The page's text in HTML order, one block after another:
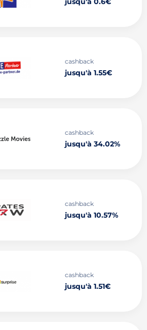
cashback
jusqu'à 1.55€
cashback
jusqu'à 34.02%
cashback
jusqu'à 10.57%
cashback
jusqu'à 1.51€